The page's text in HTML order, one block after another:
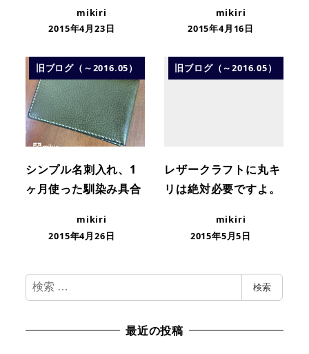
mikiri
2015年4月23日
mikiri
2015年4月16日
旧ブログ（～2016.05）
シンプル名刺入れ、1
ヶ月使った馴染み具合
mikiri
2015年4月26日
旧ブログ（～2016.05）
レザークラフトに丸キ
リは絶対必要ですよ。
mikiri
2015年5月5日
検
索
検索
最近の投稿